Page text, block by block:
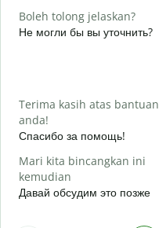
Boleh tolong jelaskan?
Не могли бы вы уточнить?
Terima kasih atas bantuan
anda!
Спасибо за помощь!
Mari kita bincangkan ini
kemudian
Давай обсудим это позже